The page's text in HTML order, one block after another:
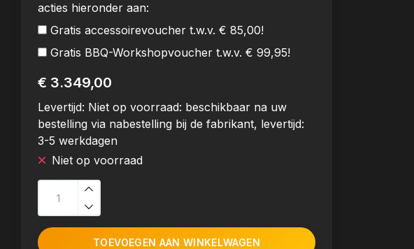
acties hieronder aan:
Gratis accessoirevoucher t.w.v. € 85,00!
Gratis BBQ-Workshopvoucher t.w.v. € 99,95!
€ 3.349,00
Levertijd: Niet op voorraad: beschikbaar na uw
bestelling via nabestelling bij de fabrikant, levertijd:
3-5 werkdagen
Niet op voorraad
TOEVOEGEN AAN WINKELWAGEN